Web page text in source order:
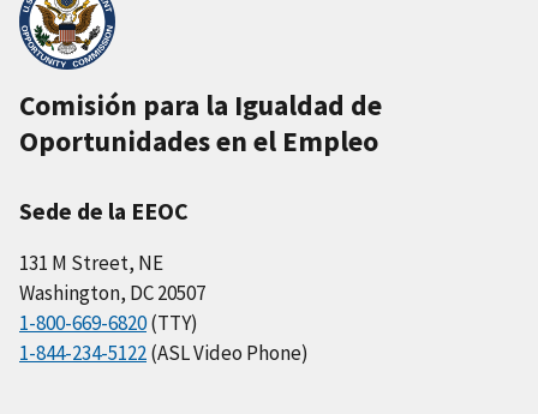
Comisión para la Igualdad de
Oportunidades en el Empleo
Sede de la EEOC
131 M Street, NE
Washington, DC 20507
1-800-669-6820(TTY)
1-844-234-5122(ASL Video Phone)